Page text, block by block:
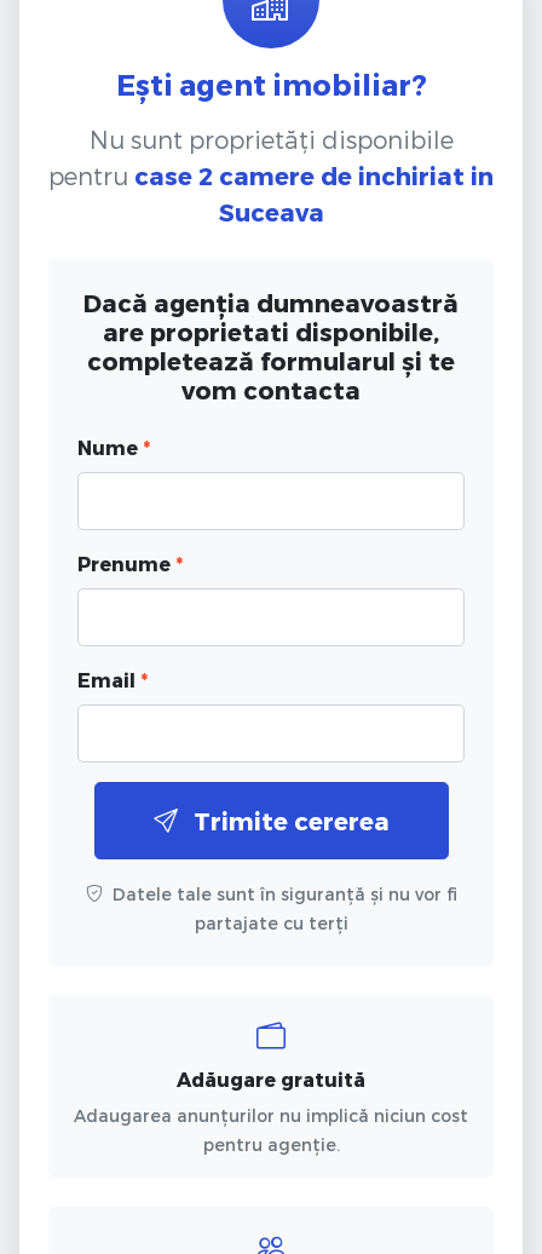
Ești agent imobiliar?
Nu sunt proprietăți disponibile
pentru case 2 camere de inchiriat in
Suceava
Dacă agenția dumneavoastră
are proprietati disponibile,
completează formularul și te
vom contacta
Nume *
Prenume *
Email *
Trimite cererea
Datele tale sunt în siguranță și nu vor fi
partajate cu terți
Adăugare gratuită
Adaugarea anunțurilor nu implică niciun cost
pentru agenție.